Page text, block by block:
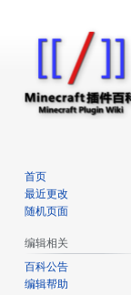
首页
最近更改
随机页面
编辑相关
百科公告
编辑帮助